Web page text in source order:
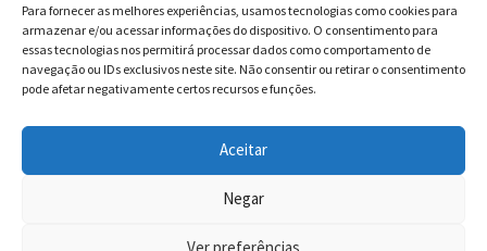
Para fornecer as melhores experiências, usamos tecnologias como cookies para
armazenar e/ou acessar informações do dispositivo. O consentimento para
essas tecnologias nos permitirá processar dados como comportamento de
navegação ou IDs exclusivos neste site. Não consentir ou retirar o consentimento
pode afetar negativamente certos recursos e funções.
Aceitar
Negar
Facebook
Twitter
YouTube
Instagram
Copyright © 2026. Desenvolvido por Danilo Filitto.